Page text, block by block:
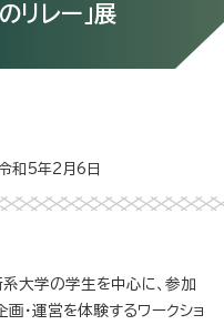
リレー」展
和5年2月6日
大学の学生を中心に、参加
・運営を体験するワークショ